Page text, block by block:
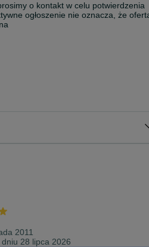
o kontakt w celu potwierdzenia
ogłoszenie nie oznacza, że
istnieje możliwość wystawienia
Banku Spółdzielczego)
2011
28 lipca 2026